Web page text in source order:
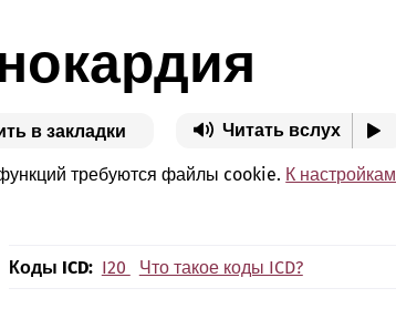
в закладки Читать вслух
требуются файлы cookie. К настройкам
Коды ICD: I20 Что такое коды ICD?